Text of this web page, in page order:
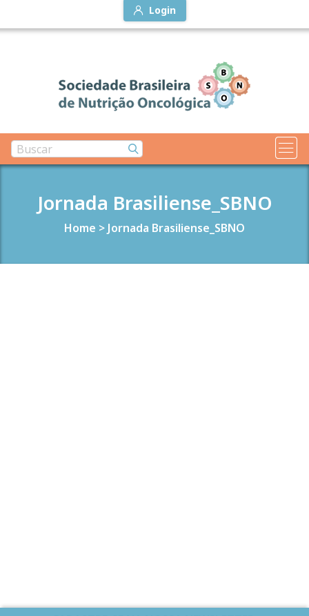
Login
Jornada Brasiliense_SBNO
Home > Jornada Brasiliense_SBNO